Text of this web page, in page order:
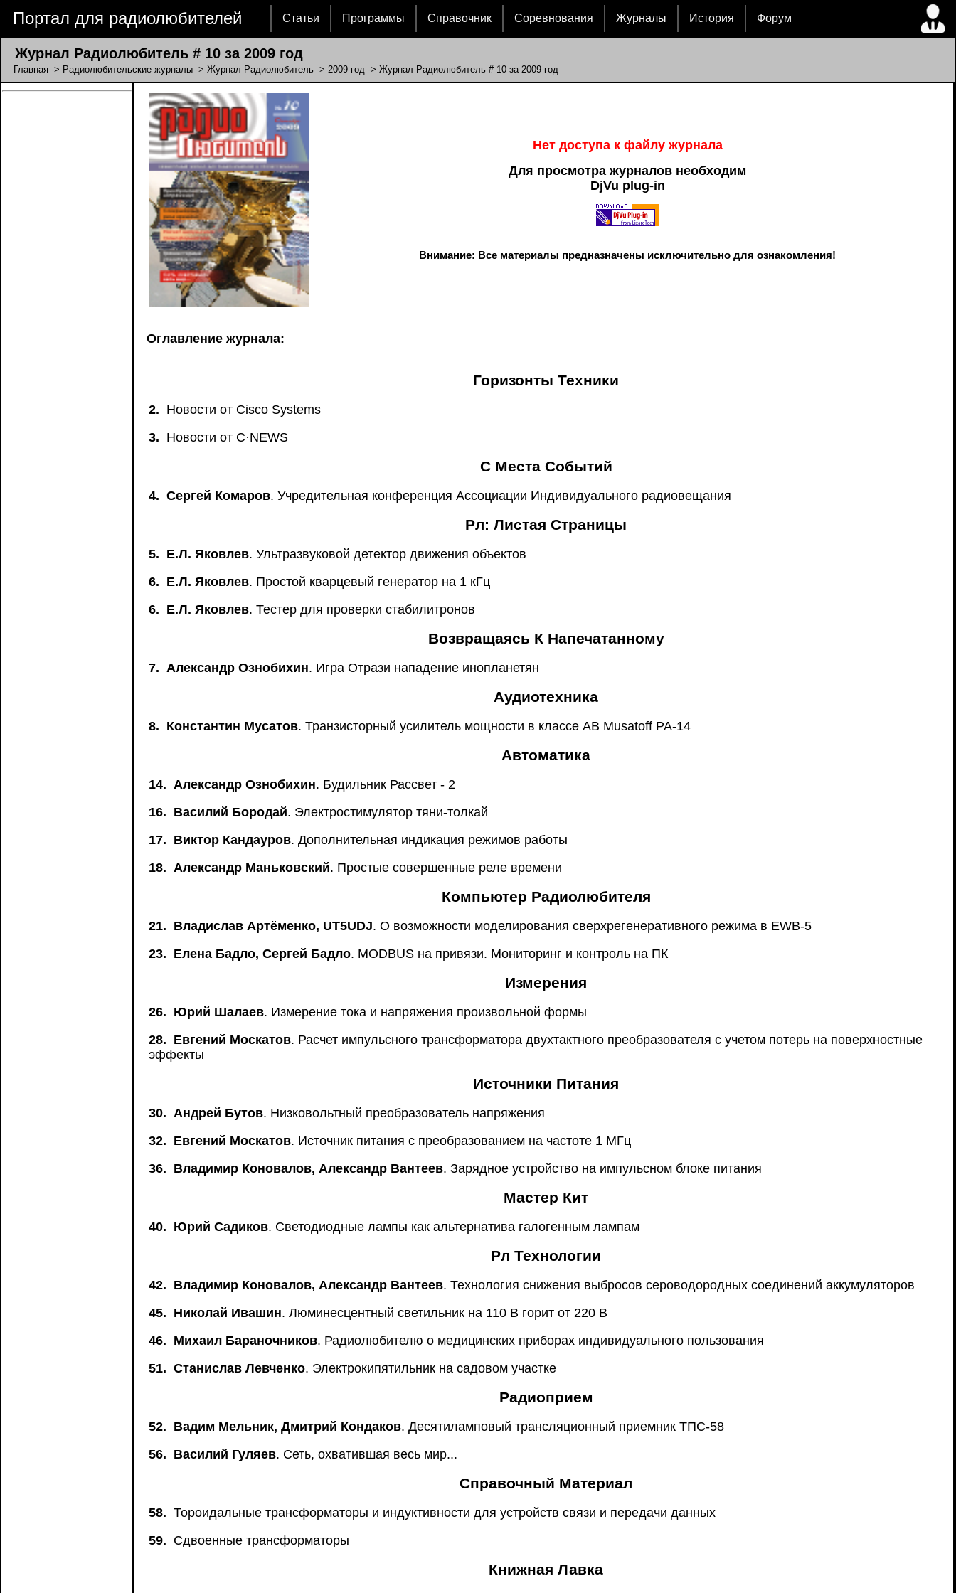
Портал для радиолюбителей Статьи Программы Справочник Соревнования Журналы История Форум
Журнал Радиолюбитель # 10 за 2009 год
Главная -> Радиолюбительские журналы -> Журнал Радиолюбитель -> 2009 год -> Журнал Радиолюбитель # 10 за 2009 год
Нет доступа к файлу журнала
Для просмотра журналов необходим
DjVu plug-in
Внимание: Все материалы предназначены исключительно для ознакомления!
Оглавление журнала:
Горизонты Техники
2. Новости от Сisco Systems
3. Новости от C·NEWS
С Места Событий
4. Сергей Комаров. Учредительная конференция Ассоциации Индивидуального радиовещания
Рл: Листая Страницы
5. Е.Л. Яковлев. Ультразвуковой детектор движения объектов
6. Е.Л. Яковлев. Простой кварцевый генератор на 1 кГц
6. Е.Л. Яковлев. Тестер для проверки стабилитронов
Возвращаясь К Напечатанному
7. Александр Ознобихин. Игра Отрази нападение инопланетян
Аудиотехника
8. Константин Мусатов. Транзисторный усилитель мощности в классе АВ Musatoff PA-14
Автоматика
14. Александр Ознобихин. Будильник Рассвет - 2
16. Василий Бородай. Электростимулятор тяни-толкай
17. Виктор Кандауров. Дополнительная индикация режимов работы
18. Александр Маньковский. Простые совершенные реле времени
Компьютер Радиолюбителя
21. Владислав Артёменко, UT5UDJ. О возможности моделирования сверхрегенеративного режима в EWB-5
23. Елена Бадло, Сергей Бадло. MODBUS на привязи. Мониторинг и контроль на ПК
Измерения
26. Юрий Шалаев. Измерение тока и напряжения произвольной формы
28. Евгений Москатов. Расчет импульсного трансформатора двухтактного преобразователя с учетом потерь на поверхностные
эффекты
Источники Питания
30. Андрей Бутов. Низковольтный преобразователь напряжения
32. Евгений Москатов. Источник питания с преобразованием на частоте 1 МГц
36. Владимир Коновалов, Александр Вантеев. Зарядное устройство на импульсном блоке питания
Мастер Кит
40. Юрий Садиков. Светодиодные лампы как альтернатива галогенным лампам
Рл Технологии
42. Владимир Коновалов, Александр Вантеев. Технология снижения выбросов сероводородных соединений аккумуляторов
45. Николай Ивашин. Люминесцентный светильник на 110 В горит от 220 В
46. Михаил Бараночников. Радиолюбителю о медицинских приборах индивидуального пользования
51. Станислав Левченко. Электрокипятильник на садовом участке
Радиоприем
52. Вадим Мельник, Дмитрий Кондаков. Десятиламповый трансляционный приемник ТПС-58
56. Василий Гуляев. Сеть, охватившая весь мир...
Справочный Материал
58. Тороидальные трансформаторы и индуктивности для устройств связи и передачи данных
59. Сдвоенные трансформаторы
Книжная Лавка